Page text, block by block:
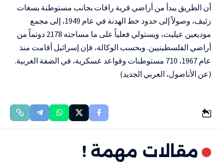
أن الطريق يبدأ من أراضي قرية رافات بجانب مستوطنة بسغات
زئيف، وصولاً إلى حدود خط الهدنة في عام 1949، إلى مجمع
موديعين عيليت، ويستولي فعلياً على ما مساحته 2178 دونماً من
أراضي الفلسطينيين. وبحسب الوكالة، فإن إسرائيل أقامت منذ
عام 1967، 710 مستوطنات وقواعد عسكرية، في الضفة الغربية.
(عن الأناضول، العربي الجديد)
مقالات مهمة !